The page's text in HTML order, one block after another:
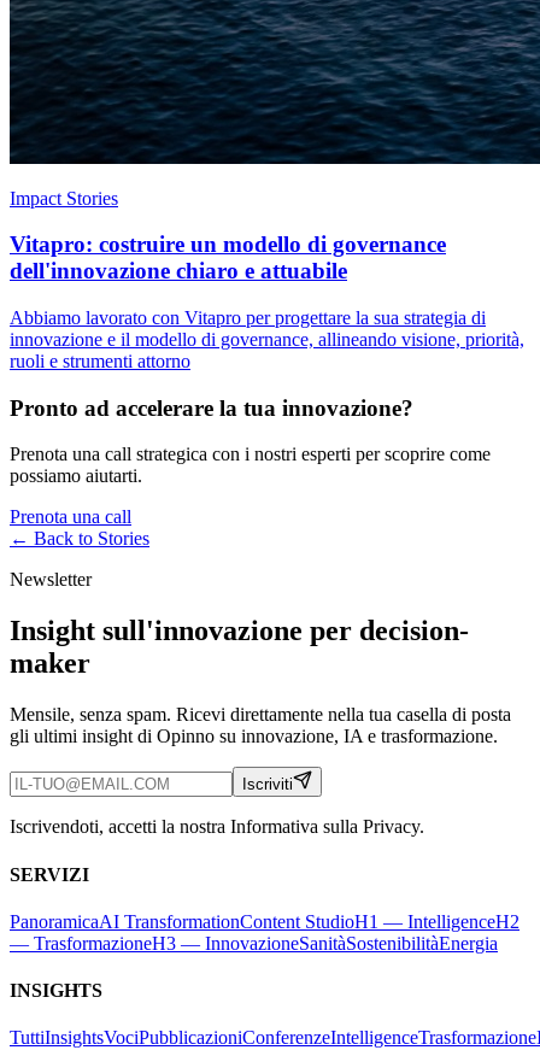
Impact Stories
Vitapro: costruire un modello di governance
dell'innovazione chiaro e attuabile
Abbiamo lavorato con Vitapro per progettare la sua strategia di
innovazione e il modello di governance, allineando visione, priorità,
ruoli e strumenti attorno
Pronto ad accelerare la tua innovazione?
Prenota una call strategica con i nostri esperti per scoprire come
possiamo aiutarti.
Prenota una call
← Back to Stories
Newsletter
Insight sull'innovazione per decision-
maker
Mensile, senza spam. Ricevi direttamente nella tua casella di posta
gli ultimi insight di Opinno su innovazione, IA e trasformazione.
Iscriviti
Iscrivendoti, accetti la nostra Informativa sulla Privacy.
SERVIZI
PanoramicaAI TransformationContent StudioH1 — IntelligenceH2
— TrasformazioneH3 — InnovazioneSanitàSostenibilitàEnergia
INSIGHTS
TuttiInsightsVociPubblicazioniConferenzeIntelligenceTrasformazione